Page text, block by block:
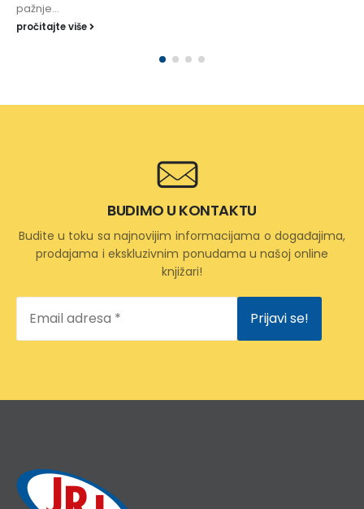
pažnje...
pročitajte više
Email
adresa
*
BUDIMO U KONTAKTU
Budite u toku sa najnovijim informacijama o događajima,
prodajama i ekskluzivnim ponudama u našoj online
knjižari!